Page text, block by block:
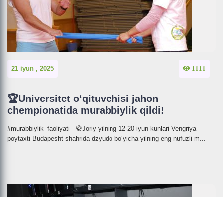
21 iyun , 2025 1111
🏆Universitet o‘qituvchisi jahon
chempionatida murabbiylik qildi!
#murabbiylik_faoliyati 🥋Joriy yilning 12-20 iyun kunlari Vengriya
poytaxti Budapesht shahrida dzyudo bo‘yicha yilning eng nufuzli m...